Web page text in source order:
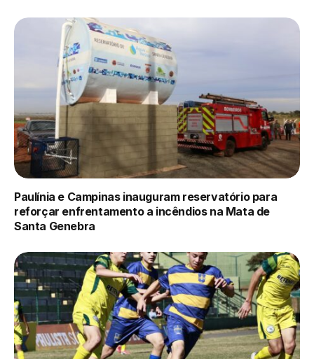
Paulínia e Campinas inauguram reservatório para
reforçar enfrentamento a incêndios na Mata de
Santa Genebra